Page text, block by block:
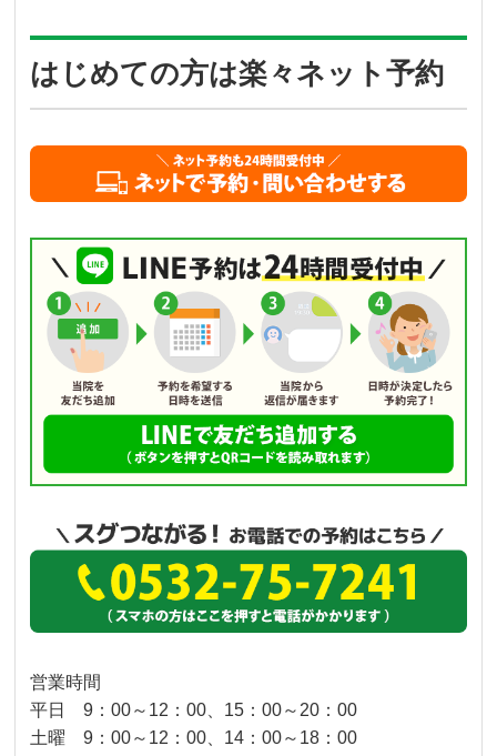
はじめての方は楽々ネット予約
営業時間
平日 9：00～12：00、15：00～20：00
土曜 9：00～12：00、14：00～18：00